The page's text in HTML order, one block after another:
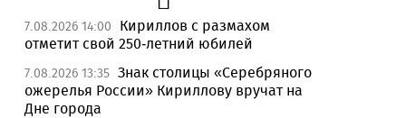
7.08.2026 14:00
Кириллов с размахом
отметит свой 250-летний юбилей
7.08.2026 13:35 Знак столицы «Серебряного
ожерелья России» Кириллову вручат на
Дне города